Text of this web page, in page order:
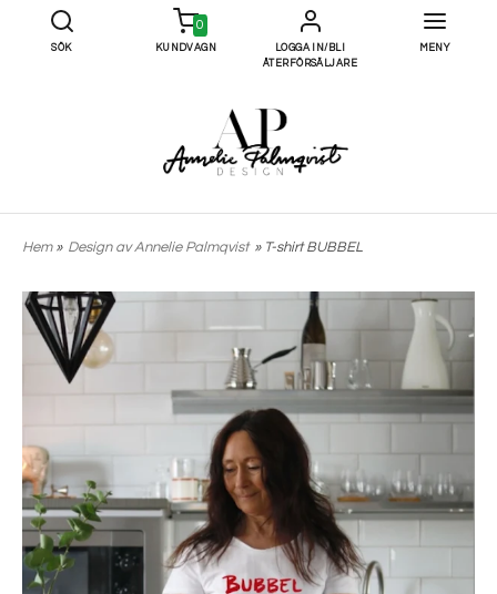
SÖK
0
KUNDVAGN
LOGGA IN/BLI
ÅTERFÖRSÄLJARE
MENY
Hem» Design av Annelie Palmqvist » T-shirt BUBBEL